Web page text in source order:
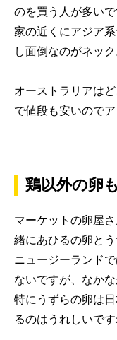
のを買う人が多いで
家の近くにアジア
し面倒なのがネック
オーストラリアは
で値段も安いので
鶏以外の卵
マーケットの卵屋
緒にあひるの卵と
ニュージーランド
ないですが、なか
特にうずらの卵は
るのはうれしいです